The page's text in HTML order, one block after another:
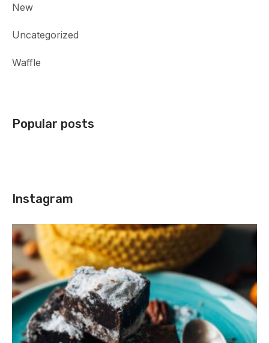
New
Uncategorized
Waffle
Popular posts
Instagram